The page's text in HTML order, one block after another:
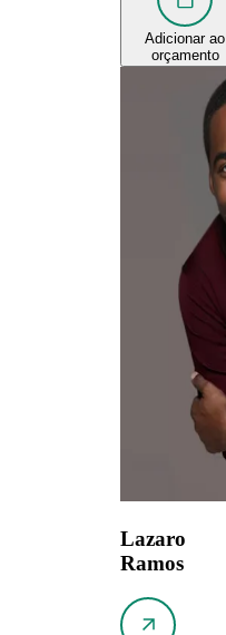
Adicionar ao
orçamento
Lazaro
Ramos